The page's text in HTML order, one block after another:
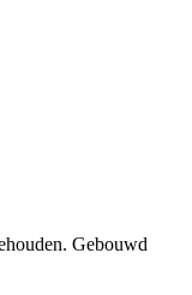
Gebouwd